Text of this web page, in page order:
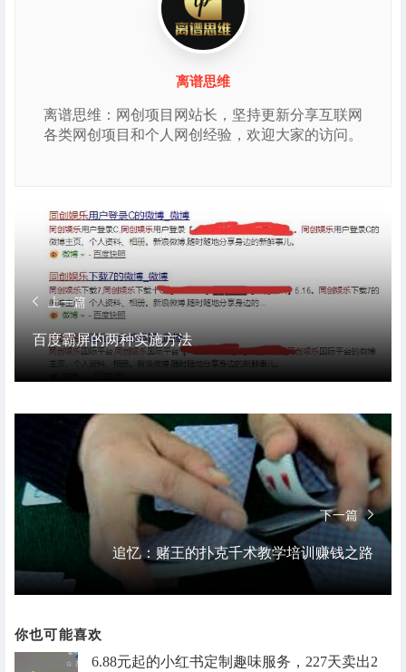
离谱思维
离谱思维：网创项目网站长，坚持更新分享互联网
各类网创项目和个人网创经验，欢迎大家的访问。
上一篇
百度霸屏的两种实施方法
下一篇
追忆：赌王的扑克千术教学培训赚钱之路
你也可能喜欢
6.88元起的小红书定制趣味服务，227天卖出2